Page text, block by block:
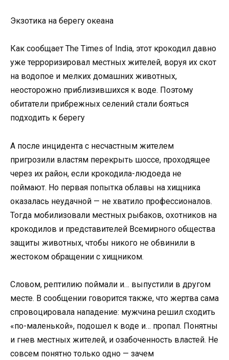
Экзотика на берегу океана
Как сообщает The Times of India, этот крокодил давно
уже терроризировал местных жителей, воруя их скот
на водопое и мелких домашних животных,
неосторожно приблизившихся к воде. Поэтому
обитатели прибрежных селений стали бояться
подходить к берегу
А после инцидента с несчастным жителем
пригрозили властям перекрыть шоссе, проходящее
через их район, если крокодила-людоеда не
поймают. Но первая попытка облавы на хищника
оказалась неудачной — не хватило профессионалов.
Тогда мобилизовали местных рыбаков, охотников на
крокодилов и представителей Всемирного общества
защиты животных, чтобы никого не обвинили в
жестоком обращении с хищником.
Словом, рептилию поймали и… выпустили в другом
месте. В сообщении говорится также, что жертва сама
спровоцировала нападение: мужчина решил сходить
«по-маленькой», подошел к воде и… пропал. Понятны
и гнев местных жителей, и озабоченность властей. Не
совсем понятно только одно — зачем